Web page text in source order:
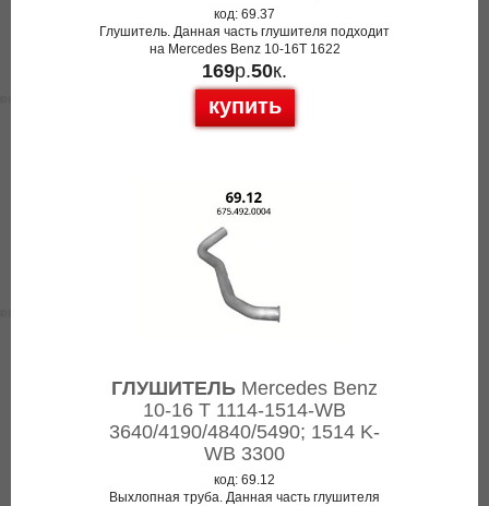
код: 69.37
Глушитель. Данная часть глушителя подходит
на Mercedes Benz 10-16T 1622
169р.50к.
купить
ГЛУШИТЕЛЬ Mercedes Benz
10-16 T 1114-1514-WB
3640/4190/4840/5490; 1514 K-
WB 3300
код: 69.12
Выхлопная труба. Данная часть глушителя